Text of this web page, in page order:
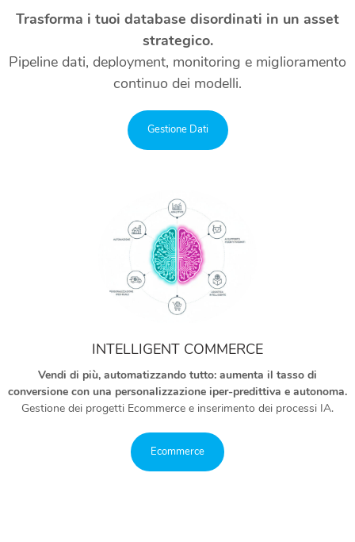
Trasforma i tuoi database disordinati in un asset
strategico.
Pipeline dati, deployment, monitoring e miglioramento
continuo dei modelli.
Gestione Dati
INTELLIGENT COMMERCE
Vendi di più, automatizzando tutto: aumenta il tasso di
conversione con una personalizzazione iper-predittiva e autonoma.
Gestione dei progetti Ecommerce e inserimento dei processi IA.
Ecommerce